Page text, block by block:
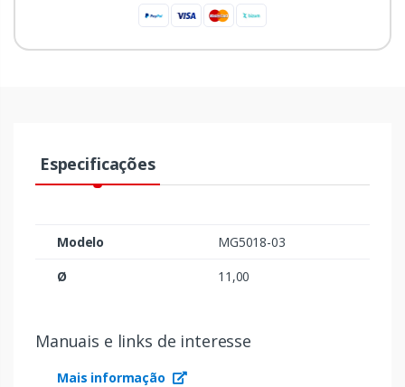
Especificações
Modelo
MG5018-03
Ø
11,00
Manuais e links de interesse
Mais informação